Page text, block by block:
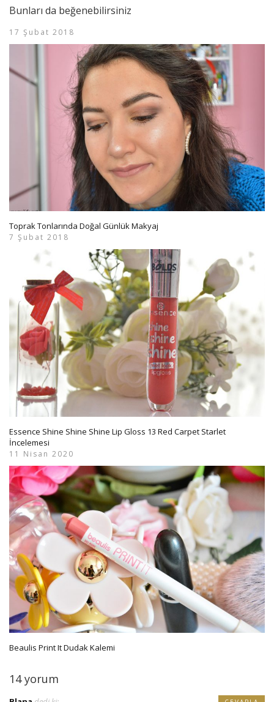
Bunları da beğenebilirsiniz
17 Şubat 2018
Toprak Tonlarında Doğal Günlük Makyaj
7 Şubat 2018
Essence Shine Shine Shine Lip Gloss 13 Red Carpet Starlet
İncelemesi
11 Nisan 2020
Beaulis Print It Dudak Kalemi
14 yorum